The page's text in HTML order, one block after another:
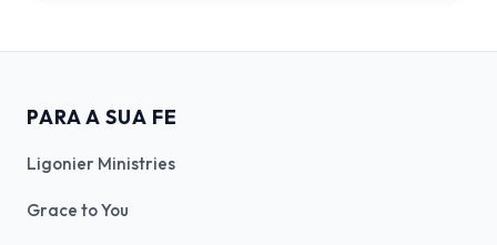
PARA A SUA FE
Ligonier Ministries
Grace to You